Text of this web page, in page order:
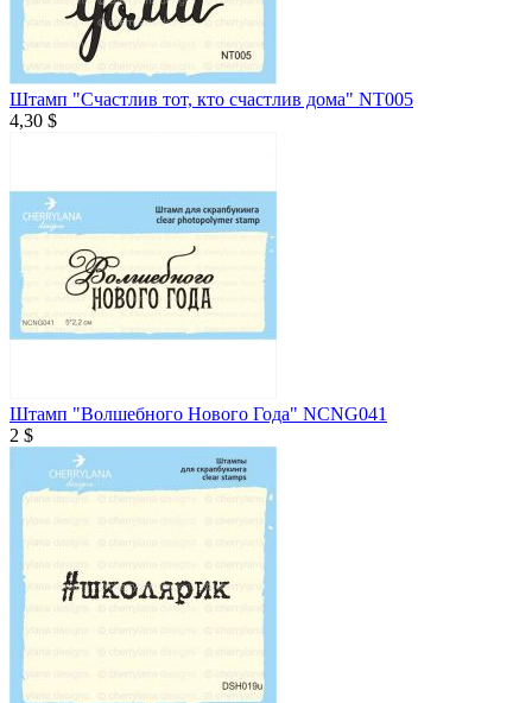
Штамп "Счастлив тот, кто счастлив дома" NT005
4,30 $
Штамп "Волшебного Нового Года" NCNG041
2 $